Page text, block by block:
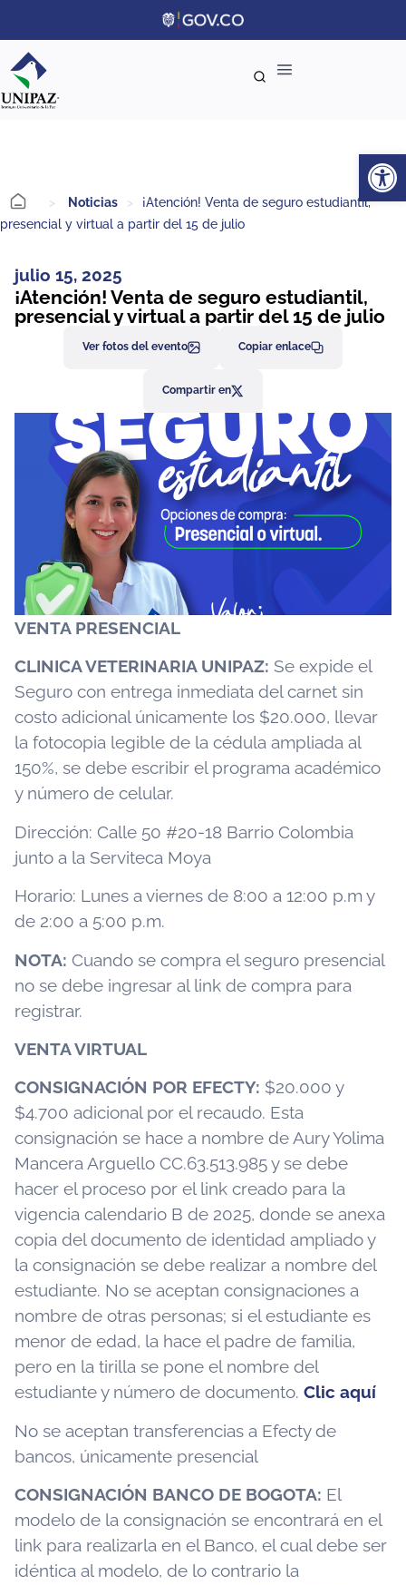
> Noticias >
¡Atención! Venta de seguro estudiantil,
presencial y virtual a partir del 15 de julio
julio 15, 2025
¡Atención! Venta de seguro estudiantil,
presencial y virtual a partir del 15 de julio
Ver fotos del evento Copiar enlace
Compartir en
VENTA PRESENCIAL
CLINICA VETERINARIA UNIPAZ: Se expide el
Seguro con entrega inmediata del carnet sin
costo adicional únicamente los $20.000, llevar
la fotocopia legible de la cédula ampliada al
150%, se debe escribir el programa académico
y número de celular.
Dirección: Calle 50 #20-18 Barrio Colombia
junto a la Serviteca Moya
Horario: Lunes a viernes de 8:00 a 12:00 p.m y
de 2:00 a 5:00 p.m.
NOTA: Cuando se compra el seguro presencial
no se debe ingresar al link de compra para
registrar.
VENTA VIRTUAL
CONSIGNACIÓN POR EFECTY: $20.000 y
$4.700 adicional por el recaudo. Esta
consignación se hace a nombre de Aury Yolima
Mancera Arguello CC.63.513.985 y se debe
hacer el proceso por el link creado para la
vigencia calendario B de 2025, donde se anexa
copia del documento de identidad ampliado y
la consignación se debe realizar a nombre del
estudiante. No se aceptan consignaciones a
nombre de otras personas; si el estudiante es
menor de edad, la hace el padre de familia,
pero en la tirilla se pone el nombre del
estudiante y número de documento. Clic aquí
No se aceptan transferencias a Efecty de
bancos, únicamente presencial
CONSIGNACIÓN BANCO DE BOGOTA: El
modelo de la consignación se encontrará en el
link para realizarla en el Banco, el cual debe ser
idéntica al modelo, de lo contrario la